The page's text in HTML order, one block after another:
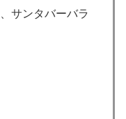
サンタバーバラ